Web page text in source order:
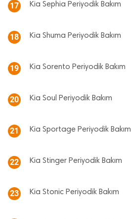
17 Kia Sephia Periyodik Bakım
18 Kia Shuma Periyodik Bakım
19 Kia Sorento Periyodik Bakım
20 Kia Soul Periyodik Bakım
21 Kia Sportage Periyodik Bakım
22 Kia Stinger Periyodik Bakım
23 Kia Stonic Periyodik Bakım